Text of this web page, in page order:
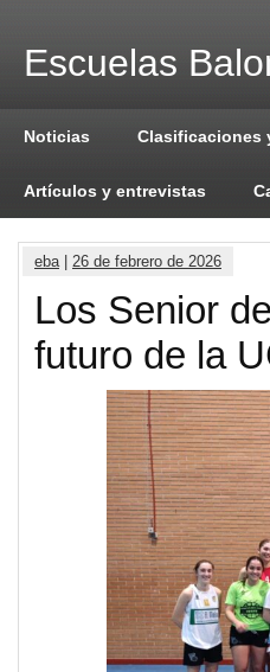
Escuelas
Noticias Clasificaciones
Artículos y entrevistas
eba| 26 de febrero de 2026
Los Senior
futuro de la